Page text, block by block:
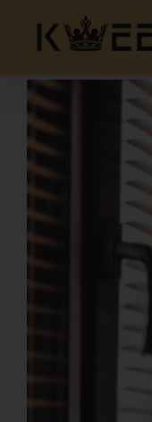
content
View
Larger
Image